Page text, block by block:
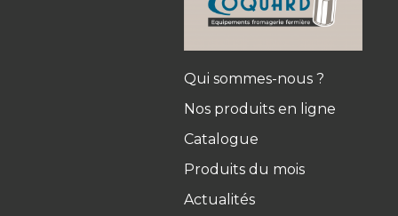
Qui sommes-nous ?
Nos produits en ligne
Catalogue
Produits du mois
Actualités